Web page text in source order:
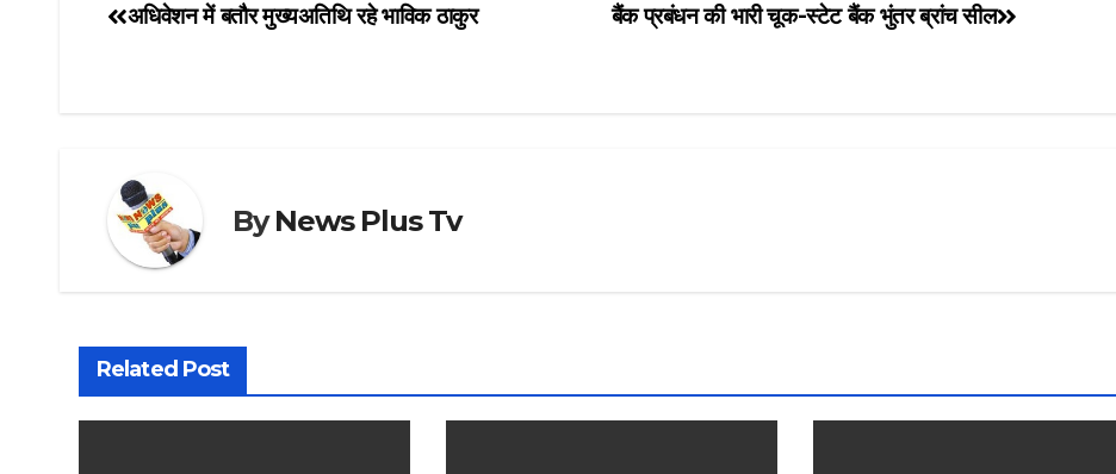
Post
बैंक प्रबंधन की भारी चूक-स्टेट बैंक भुंतर ब्रांच सील
अधिवेशन में बतौर मुख्यअतिथि रहे भाविक ठाकुर
ByNews Plus Tv
Related Post